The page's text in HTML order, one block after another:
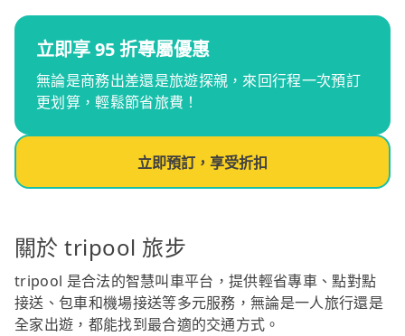
立即享 95 折專屬優惠
無論是商務出差還是旅遊探親，來回行程一次預訂
更划算，輕鬆節省旅費！
立即預訂，享受折扣
關於 tripool 旅步
tripool 是合法的智慧叫車平台，提供輕省專車、點對點
接送、包車和機場接送等多元服務，無論是一人旅行還是
全家出遊，都能找到最合適的交通方式。